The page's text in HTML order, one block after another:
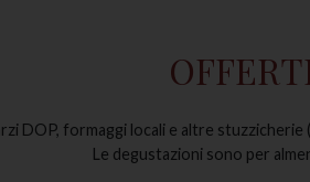
DOP, formaggi locali e altre
Le degustazioni sono per